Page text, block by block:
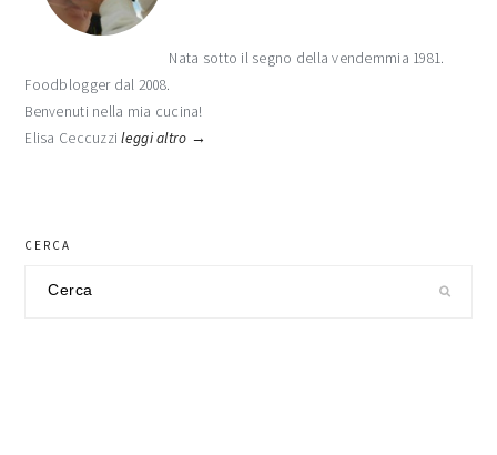
Nata sotto il segno della vendemmia 1981.
Foodblogger dal 2008.
Benvenuti nella mia cucina!
Elisa Ceccuzzileggi altro →
CERCA